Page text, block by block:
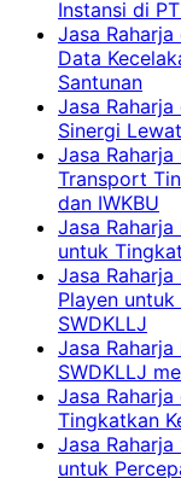
Instansi di
Jasa
Data
Santunan
Jasa
Sinergi
Jasa
Transport
dan IWKBU
Jasa
untuk
Jasa
Playen
SWDKLLJ
Jasa
SWDKLLJ
Jasa
Tingkatkan
Jasa
untuk